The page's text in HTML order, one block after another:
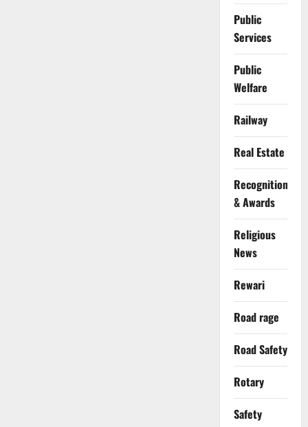
Public
Services
Public
Welfare
Railway
Real Estate
Recognition
& Awards
Religious
News
Rewari
Road rage
Road Safety
Rotary
Safety